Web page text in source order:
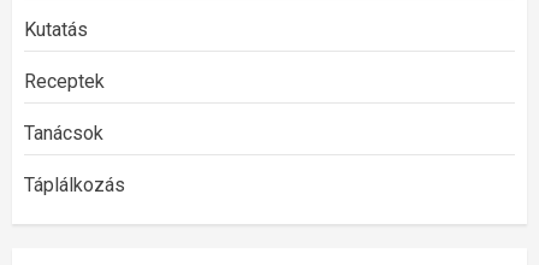
Kutatás
Receptek
Tanácsok
Táplálkozás